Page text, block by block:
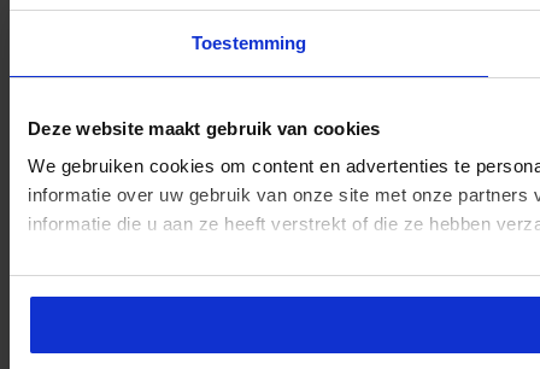
Toestemming
Deze website maakt gebruik van cookies
We gebruiken cookies om content en advertenties te
informatie over uw gebruik van onze site met onze
informatie die u aan ze heeft verstrekt of die ze hebben